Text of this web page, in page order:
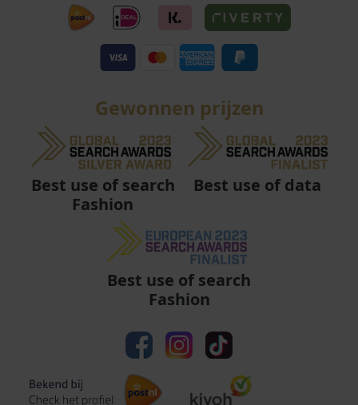
Gewonnen prijzen
Best use of search
Fashion
Best use of data
Best use of search
Fashion